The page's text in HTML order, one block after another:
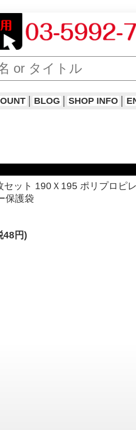
BLOG SHOP INFO
ット 190Ｘ195 ポリプロピ
保護袋
48円)